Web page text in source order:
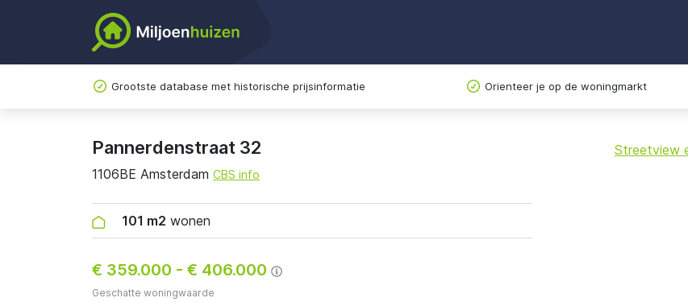
Grootste database met historische prijsinformatie Orienteer je op de woningmarkt
Pannerdenstraat 32
1106BE Amsterdam CBS info
101 m2 wonen
€ 359.000 - € 406.000
Geschatte woningwaarde
+
Streetview